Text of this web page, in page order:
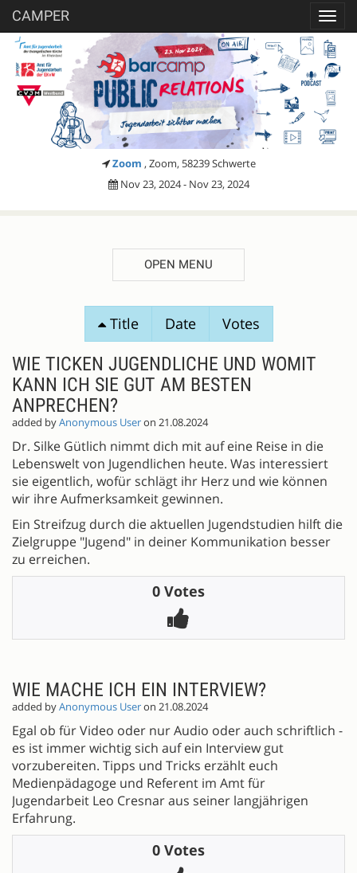
CAMPER
Zoom , Zoom, 58239 Schwerte
Nov 23, 2024 - Nov 23, 2024
OPEN MENU
Title Date Votes
WIE TICKEN JUGENDLICHE UND WOMIT
KANN ICH SIE GUT AM BESTEN
ANPRECHEN?
added byAnonymous Useron 21.08.2024
Dr. Silke Gütlich nimmt dich mit auf eine Reise in die
Lebenswelt von Jugendlichen heute. Was interessiert
sie eigentlich, wofür schlägt ihr Herz und wie können
wir ihre Aufmerksamkeit gewinnen.
Ein Streifzug durch die aktuellen Jugendstudien hilft die
Zielgruppe "Jugend" in deiner Kommunikation besser
zu erreichen.
0 Votes
WIE MACHE ICH EIN INTERVIEW?
added byAnonymous Useron 21.08.2024
Egal ob für Video oder nur Audio oder auch schriftlich -
es ist immer wichtig sich auf ein Interview gut
vorzubereiten. Tipps und Tricks erzählt euch
Medienpädagoge und Referent im Amt für
Jugendarbeit Leo Cresnar aus seiner langjährigen
Erfahrung.
0 Votes